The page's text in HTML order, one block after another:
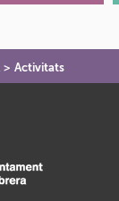
> Activitats